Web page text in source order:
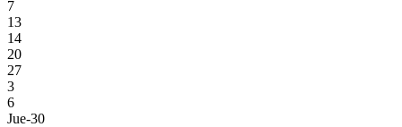
7
13
14
20
27
3
6
Jue-30